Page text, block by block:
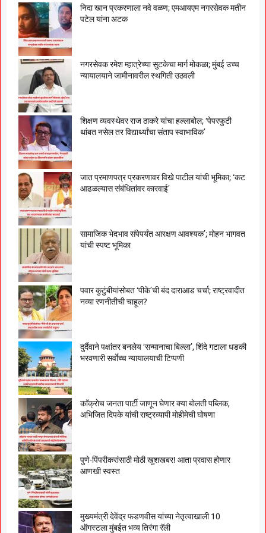
निदा खान प्रकरणाला नवे वळण; एमआयएम नगरसेवक मतीन
पटेल यांना अटक
नगरसेवक रमेश म्हात्रेच्या सुटकेचा मार्ग मोकळा; मुंबई उच्च
न्यायालयाने जामीनावरील स्थगिती उठवली
शिक्षण व्यवस्थेवर राज ठाकरे यांचा हल्लाबोल; ‘पेपरफुटी
थांबत नसेल तर विद्यार्थ्यांचा संताप स्वाभाविक’
जात प्रमाणपत्र प्रकरणावर विखे पाटील यांची भूमिका; ‘कट
आढळल्यास संबंधितांवर कारवाई’
सामाजिक भेदभाव संपेपर्यंत आरक्षण आवश्यक’; मोहन भागवत
यांची स्पष्ट भूमिका
पवार कुटुंबीयांसोबत ‘पीके’ची बंद दाराआड चर्चा; राष्ट्रवादीत
नव्या रणनीतीची चाहूल?
दुर्दैवाने पक्षांतर बनलेय ‘सन्मानाचा बिल्ला’, शिंदे गटाला धडकी
भरवणारी सर्वाेच्च न्यायालयाची टिप्पणी
काॅक्राेच जनता पार्टी जाणून घेणार क्या बाेलती पब्लिक,
अभिजित दिपके यांची राष्ट्रव्यापी माेहीमेची घाेषणा
पुणे-पिंपरीकरांसाठी मोठी खुशखबर! आता प्रवास होणार
आणखी स्वस्त
मुख्यमंत्री देवेंद्र फडणवीस यांच्या नेतृत्वाखाली 10
ऑगस्टला मुंबईत भव्य तिरंगा रॅली